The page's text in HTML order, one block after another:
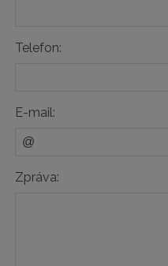
Telefon:
E-mail:
Zpráva: